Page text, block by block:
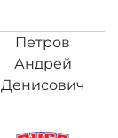
Петров
Андрей
Денисович